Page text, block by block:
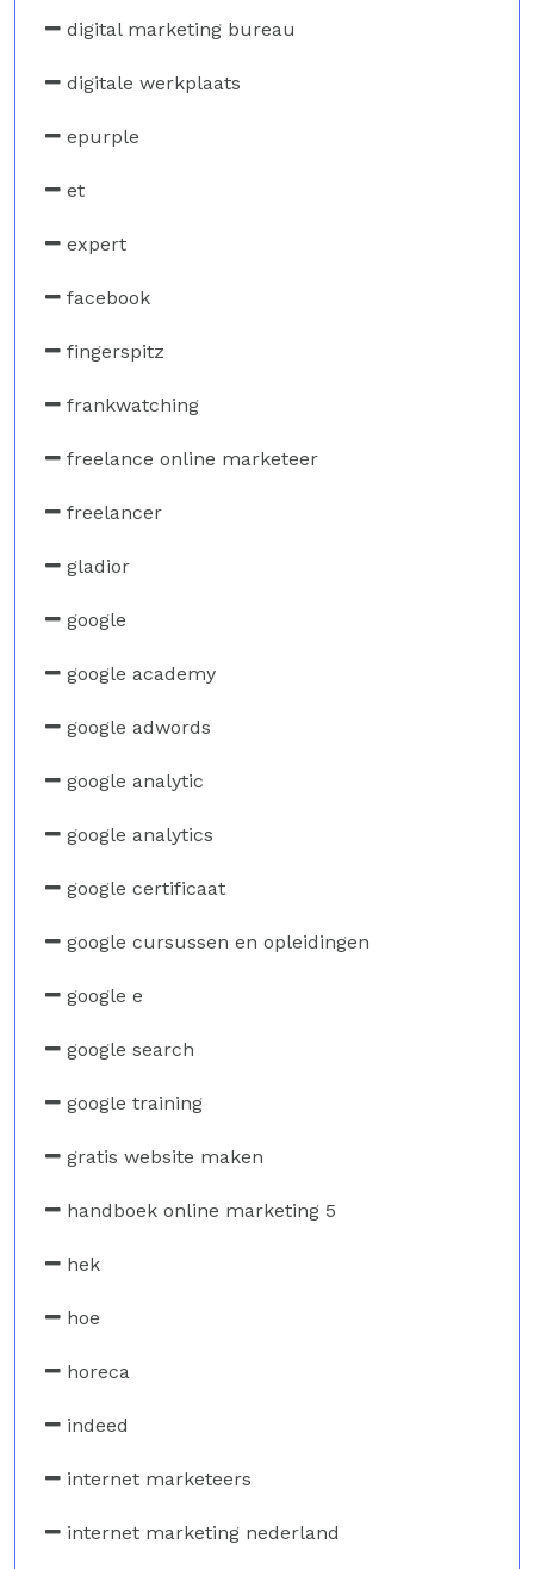
digital marketing bureau
digitale werkplaats
epurple
et
expert
facebook
fingerspitz
frankwatching
freelance online marketeer
freelancer
gladior
google
google academy
google adwords
google analytic
google analytics
google certificaat
google cursussen en opleidingen
google e
google search
google training
gratis website maken
handboek online marketing 5
hek
hoe
horeca
indeed
internet marketeers
internet marketing nederland